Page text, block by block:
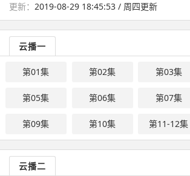
更新： 2019-08-29 18:45:53 / 周四更新
云播一
第01集 第02集 第03集
第05集 第06集 第07集
第09集 第10集 第11-12集
云播二